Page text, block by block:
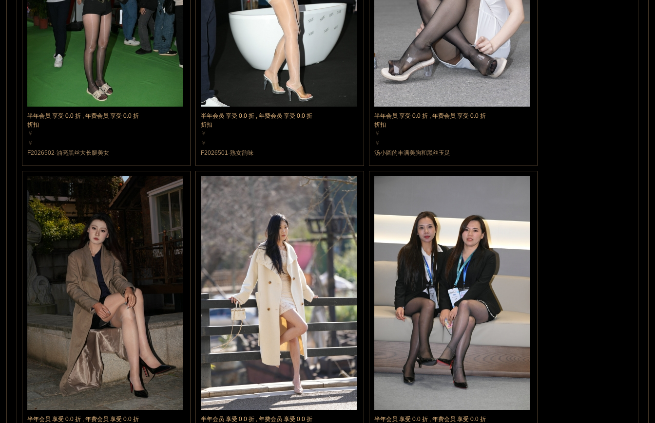
半年会员 享受 0.0 折 , 年费会员 享受 0.0 折
折扣
￥
5 魔力值
￥
5 魔力值
F2026502-油亮黑丝大长腿美女
半年会员 享受 0.0 折 , 年费会员 享受 0.0 折
折扣
￥
5 魔力值
￥
5 魔力值
F2026501-熟女韵味
半年会员 享受 0.0 折 , 年费会员 享受 0.0 折
折扣
￥
10 魔力值
￥
10 魔力值
汤小圆的丰满美胸和黑丝玉足
半年会员 享受 0.0 折 , 年费会员 享受 0.0 折
半年会员 享受 0.0 折 , 年费会员 享受 0.0 折
半年会员 享受 0.0 折 , 年费会员 享受 0.0 折